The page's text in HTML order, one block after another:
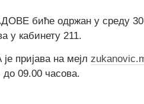
биће одржан у среду
у кабинету 211.
пријава на мејл
09.00 часова.